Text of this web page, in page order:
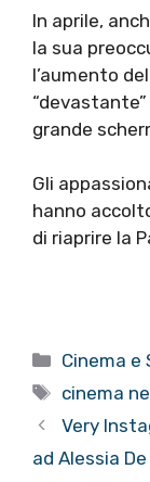
In aprile,
la sua
l’aumento
grande
Gli
hanno
di riaprire la
Categorie
Cinema e
Tag
cinema
Very
ad Alessia